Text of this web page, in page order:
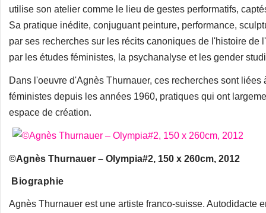
utilise son atelier comme le lieu de gestes performatifs,
Sa pratique inédite, conjuguant peinture, performance,
par ses recherches sur les récits canoniques de l'histoire
par les études féministes, la psychanalyse et les gender
Dans l'oeuvre d'Agnès Thurnauer, ces recherches sont
féministes depuis les années 1960, pratiques qui ont
espace de création.
©Agnès Thurnauer – Olympia#2, 150 x 260cm, 2012
Biographie
Agnès Thurnauer est une artiste franco-suisse. Autodidacte